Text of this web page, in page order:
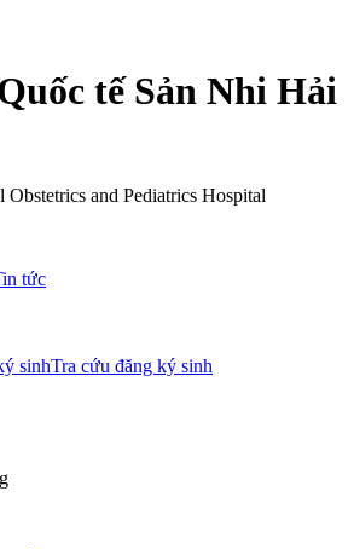
tế Sản Nhi Hải
and Pediatrics Hospital
tức
sinhTra cứu đăng ký sinh